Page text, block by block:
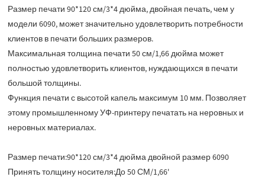
Размер печати 90*120 см/3*4 дюйма, двойная печать, чем у
модели 6090, может значительно удовлетворить потребности
клиентов в печати больших размеров.
Максимальная толщина печати 50 см/1,66 дюйма может
полностью удовлетворить клиентов, нуждающихся в печати
большой толщины.
Функция печати с высотой капель максимум 10 мм. Позволяет
этому промышленному УФ-принтеру печатать на неровных и
неровных материалах.
Размер печати:90*120 см/3*4 дюйма двойной размер 6090
Принять толщину носителя:До 50 СМ/1,66'